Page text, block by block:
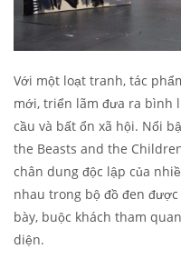
Với một loạt tranh, tác
mới, triển lãm đưa ra bình
cầu và bất ổn xã hội. Nổi
the Beasts and the
chân dung độc lập của
nhau trong bộ đồ đen
bày, buộc khách tham
diện.